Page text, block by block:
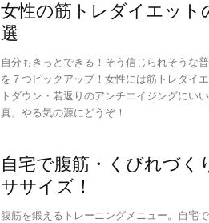
女性の筋トレダイエット
選
自分もきっとできる！そう信じられそうな
を７つピックアップ！女性には筋トレダイ
トダウン・若返りのアンチエイジングにい
真。やる気の源にどうぞ！
自宅で腹筋・くびれづく
ササイズ！
腹筋を鍛えるトレーニングメニュー。自宅